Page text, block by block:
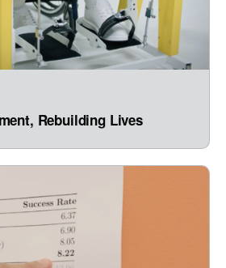
Rebuilding Lives